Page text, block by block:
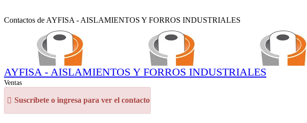
Contactos de AYFISA - AISLAMIENTOS Y FORROS INDUSTRIALES
AYFISA - AISLAMIENTOS Y FORROS INDUSTRIALES
Ventas
Suscríbete o ingresa para ver el contacto